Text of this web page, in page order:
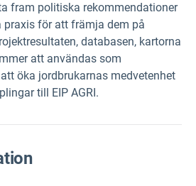
fram politiska rekommendationer
för att främja dem på
databasen, kartorna
att användas som
öka jordbrukarnas medvetenhet
till EIP AGRI.